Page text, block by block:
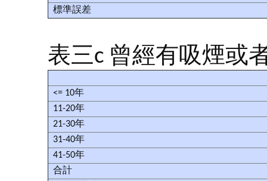
標準誤差
表三c 曾經有吸煙或
<= 10年
11-20年
21-30年
31-40年
41-50年
合計